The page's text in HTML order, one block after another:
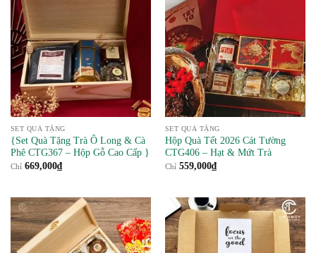
SET QUÀ TẶNG
{Set Quà Tặng Trà Ô Long & Cà
Phê CTG367 – Hộp Gỗ Cao Cấp }
Chỉ 669,000₫
SET QUÀ TẶNG
Hộp Quà Tết 2026 Cát Tường
CTG406 – Hạt & Mứt Trà
Chỉ 559,000₫